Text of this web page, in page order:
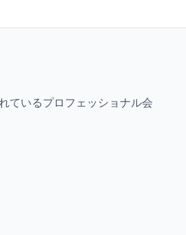
ているプロフェッショナル会